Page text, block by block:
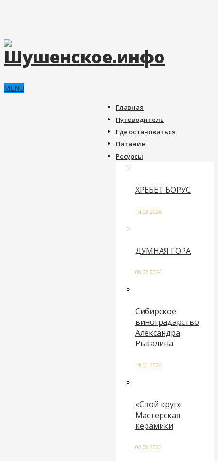
MENU
Главная
Путеводитель
Где остановиться
Питание
Ресурсы
ХРЕБЕТ БОРУС
14.03.2024
ДУМНАЯ ГОРА
08.02.2024
Сибирское
виноградарство
Александра
Рыкалина
19.01.2024
«Свой круг»
Мастерская
керамики
02.08.2022